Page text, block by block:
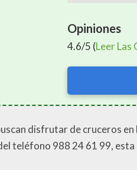
Opiniones
4.6/5 (Leer Las
disfrutar de cruceros
teléfono 988 24 61 99,